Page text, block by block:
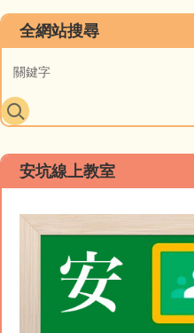
全網站搜尋
安坑線上教室